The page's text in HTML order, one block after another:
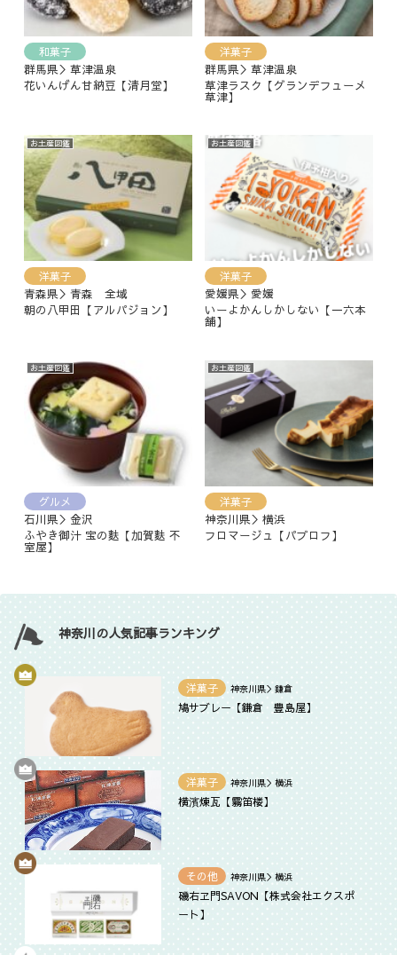
和菓子
群馬県＞草津温泉
花いんげん甘納豆【清月堂】
洋菓子
群馬県＞草津温泉
草津ラスク【グランデフューメ
草津】
お土産図鑑
洋菓子
青森県＞青森 全域
朝の八甲田【アルパジョン】
お土産図鑑
洋菓子
愛媛県＞愛媛
いーよかんしかしない【一六本
舗】
お土産図鑑
グルメ
石川県＞金沢
ふやき御汁 宝の麩【加賀麩 不
室屋】
お土産図鑑
洋菓子
神奈川県＞横浜
フロマージュ【パブロフ】
神奈川の人気記事ランキング
洋菓子 神奈川県＞鎌倉
鳩サブレー【鎌倉 豊島屋】
洋菓子 神奈川県＞横浜
横濱煉瓦【霧笛楼】
その他 神奈川県＞横浜
磯右ヱ門SAVON【株式会社エクスポ
ート】